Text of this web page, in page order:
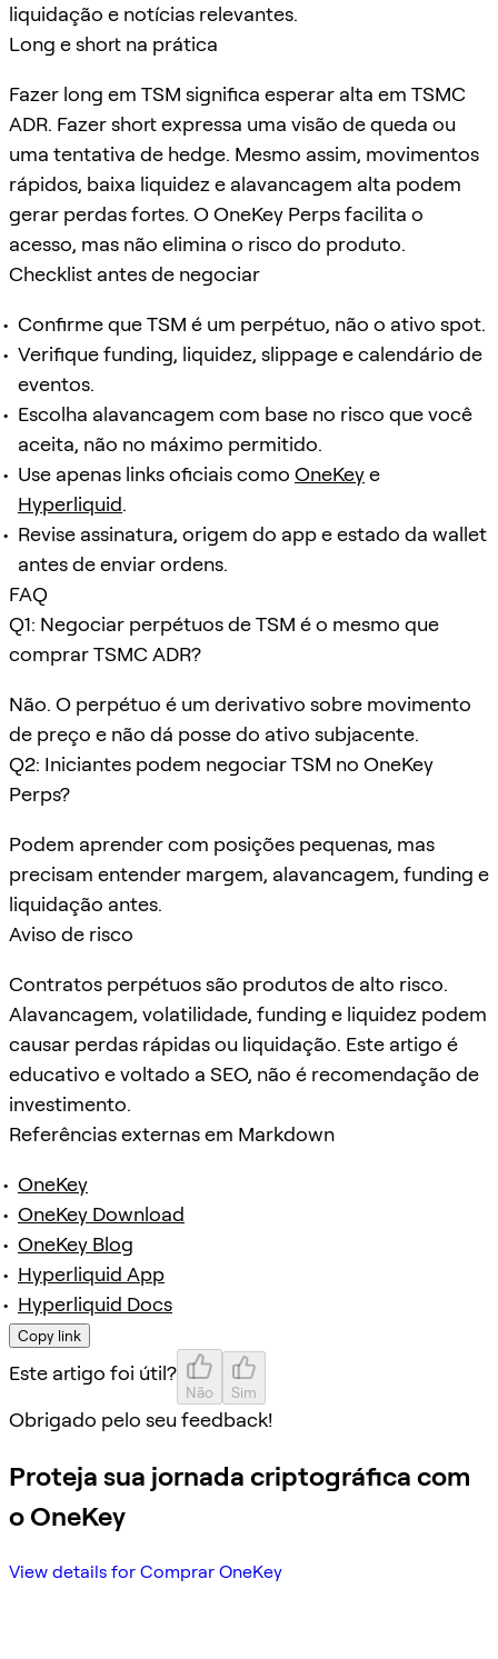
liquidação e notícias relevantes.
Long e short na prática
Fazer long em TSM significa esperar alta em TSMC
ADR. Fazer short expressa uma visão de queda ou
uma tentativa de hedge. Mesmo assim, movimentos
rápidos, baixa liquidez e alavancagem alta podem
gerar perdas fortes. O OneKey Perps facilita o
acesso, mas não elimina o risco do produto.
Checklist antes de negociar
Confirme que TSM é um perpétuo, não o ativo spot.
Verifique funding, liquidez, slippage e calendário de
eventos.
Escolha alavancagem com base no risco que você
aceita, não no máximo permitido.
Use apenas links oficiais como OneKeye
Hyperliquid.
Revise assinatura, origem do app e estado da wallet
antes de enviar ordens.
FAQ
Q1: Negociar perpétuos de TSM é o mesmo que
comprar TSMC ADR?
Não. O perpétuo é um derivativo sobre movimento
de preço e não dá posse do ativo subjacente.
Q2: Iniciantes podem negociar TSM no OneKey
Perps?
Podem aprender com posições pequenas, mas
precisam entender margem, alavancagem, funding e
liquidação antes.
Aviso de risco
Contratos perpétuos são produtos de alto risco.
Alavancagem, volatilidade, funding e liquidez podem
causar perdas rápidas ou liquidação. Este artigo é
educativo e voltado a SEO, não é recomendação de
investimento.
Referências externas em Markdown
OneKey
OneKey Download
OneKey Blog
Hyperliquid App
Hyperliquid Docs
Copy link
Este artigo foi útil?
Não Sim
Obrigado pelo seu feedback!
Proteja sua jornada criptográfica com
o OneKey
View details for Comprar OneKey